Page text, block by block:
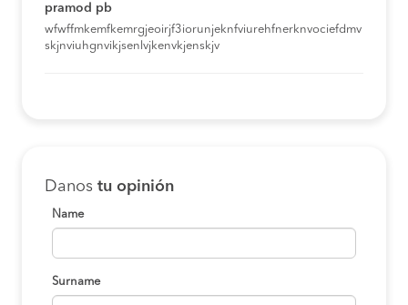
pramod pb
wfwffmkemfkemrgjeoirjf3iorunjeknfviurehfnerknvociefdmv
skjnviuhgnvikjsenlvjkenvkjenskjv
Danos tu opinión
Name
Surname